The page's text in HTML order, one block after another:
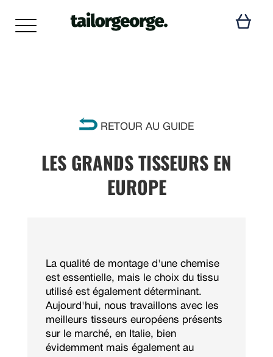
RETOUR AU GUIDE
LES GRANDS TISSEURS EN
EUROPE
La qualité de montage d'une chemise
est essentielle, mais le choix du tissu
utilisé est également déterminant.
Aujourd'hui, nous travaillons avec les
meilleurs tisseurs européens présents
sur le marché, en Italie, bien
évidemment mais également au